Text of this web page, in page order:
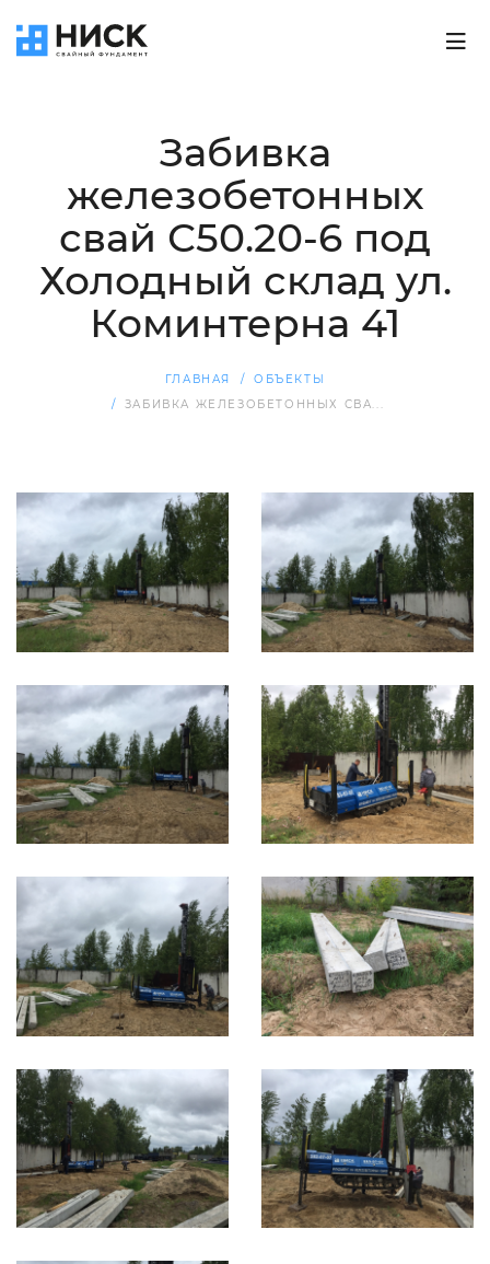
Забивка
железобетонных
свай С50.20-6 под
Холодный склад ул.
Коминтерна 41
ГЛАВНАЯ
ОБЪЕКТЫ
ЗАБИВКА ЖЕЛЕЗОБЕТОННЫХ СВА...